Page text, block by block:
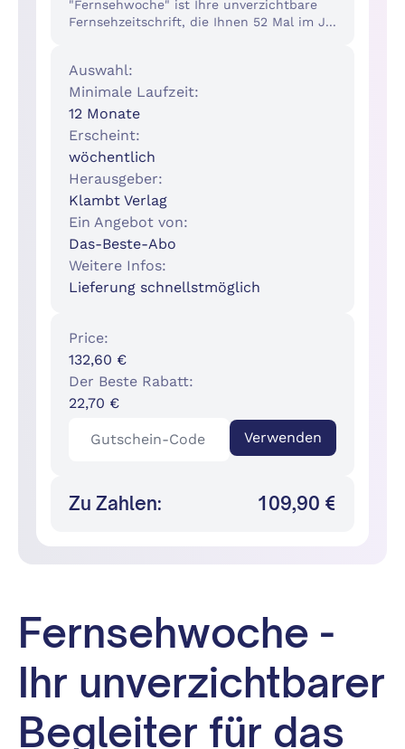
"Fernsehwoche" ist Ihre unverzichtbare
Fernsehzeitschrift, die Ihnen 52 Mal im J...
Auswahl:
Minimale Laufzeit:
12 Monate
Erscheint:
wöchentlich
Herausgeber:
Klambt Verlag
Ein Angebot von:
Das-Beste-Abo
Weitere Infos:
Lieferung schnellstmöglich
Price:
132,60 €
Der Beste Rabatt:
22,70 €
Verwenden
Zu Zahlen: 109,90 €
Fernsehwoche -
Ihr unverzichtbarer
Begleiter für das